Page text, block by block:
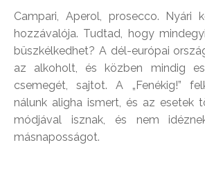
Campari, Aperol, prosecco. Nyári
hozzávalója. Tudtad, hogy
büszkélkedhet? A dél-európai
az alkoholt, és közben mindig
csemegét, sajtot. A „Fenékig!”
nálunk aligha ismert, és az esetek
módjával isznak, és nem
másnaposságot.